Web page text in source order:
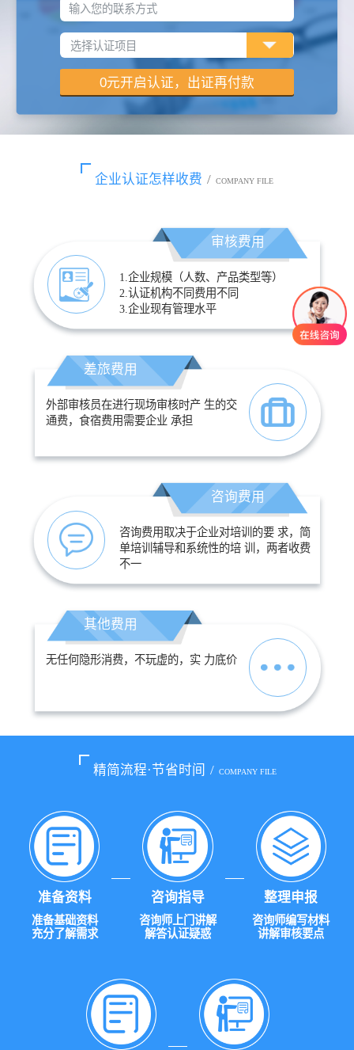
输入您的联系方式
企业认证怎样收费 / COMPANY FILE
审核费用
1.企业规模（人数、产品类型等）
2.认证机构不同费用不同
3.企业现有管理水平
差旅费用
外部审核员在进行现场审核时产 生的交
通费，食宿费用需要企业 承担
咨询费用
咨询费用取决于企业对培训的要 求，简
单培训辅导和系统性的培 训，两者收费
不一
其他费用
无任何隐形消费，不玩虚的，实 力底价
精简流程·节省时间 / COMPANY FILE
准备资料
准备基础资料
充分了解需求
咨询指导
咨询师上门讲解
解答认证疑惑
整理申报
咨询师编写材料
讲解审核要点